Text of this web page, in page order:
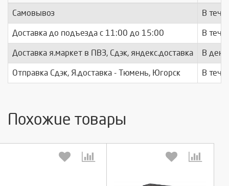
Самовывоз В
Доставка до подъезда c 11:00 до 15:00 В
Доставка я.маркет в ПВЗ, Сдэк, яндекс.доставка В день
Отправка Сдэк, Я.доставка - Тюмень, Югорск В
Похожие товары